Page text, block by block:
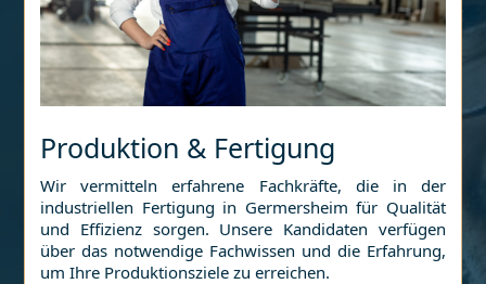
Produktion & Fertigung
Wir vermitteln erfahrene Fachkräfte, die in der
industriellen Fertigung in Germersheim für Qualität
und Effizienz sorgen. Unsere Kandidaten verfügen
über das notwendige Fachwissen und die Erfahrung,
um Ihre Produktionsziele zu erreichen.